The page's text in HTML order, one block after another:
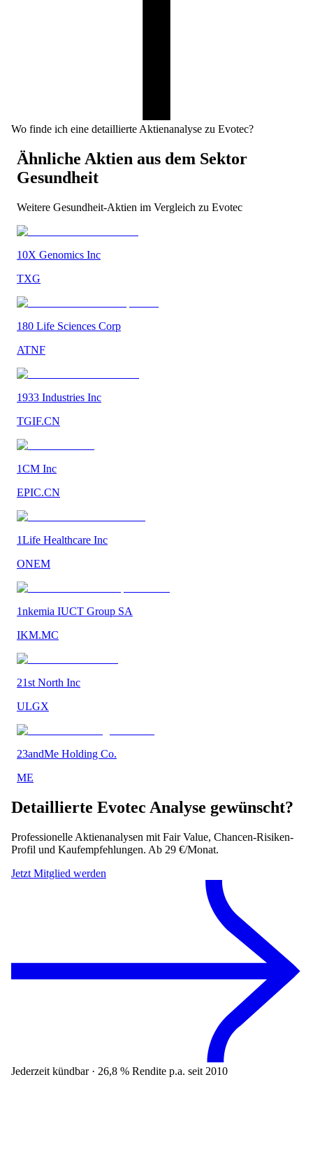
Wo finde ich eine detaillierte Aktienanalyse zu Evotec?
Ähnliche Aktien aus dem Sektor
Gesundheit
Weitere Gesundheit-Aktien im Vergleich zu Evotec
10X Genomics Inc
TXG
180 Life Sciences Corp
ATNF
1933 Industries Inc
TGIF.CN
1CM Inc
EPIC.CN
1Life Healthcare Inc
ONEM
1nkemia IUCT Group SA
IKM.MC
21st North Inc
ULGX
23andMe Holding Co.
ME
Detaillierte Evotec Analyse gewünscht?
Professionelle Aktienanalysen mit Fair Value, Chancen-Risiken-
Profil und Kaufempfehlungen. Ab 29 €/Monat.
Jetzt Mitglied werden
Jederzeit kündbar · 26,8 % Rendite p.a. seit 2010